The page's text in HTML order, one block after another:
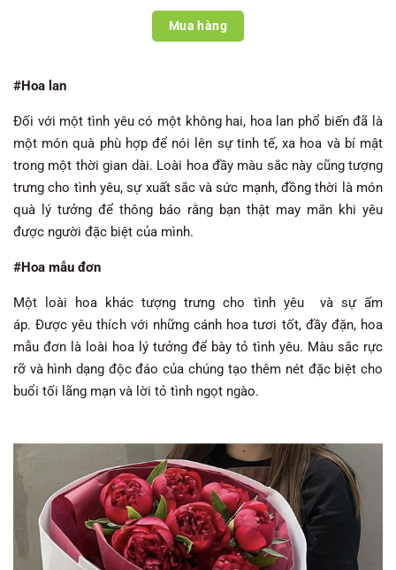
Mua hàng
#Hoa lan
Đối với một tình yêu có một không hai, hoa lan phổ biến đã là
một món quà phù hợp để nói lên sự tinh tế, xa hoa và bí mật
trong một thời gian dài. Loài hoa đầy màu sắc này cũng tượng
trưng cho tình yêu, sự xuất sắc và sức mạnh, đồng thời là món
quà lý tưởng để thông báo rằng bạn thật may mắn khi yêu
được người đặc biệt của mình.
#Hoa mẫu đơn
Một loài hoa khác tượng trưng cho tình yêu và sự ấm
áp. Được yêu thích với những cánh hoa tươi tốt, đầy đặn, hoa
mẫu đơn là loài hoa lý tưởng để bày tỏ tình yêu. Màu sắc rực
rỡ và hình dạng độc đáo của chúng tạo thêm nét đặc biệt cho
buổi tối lãng mạn và lời tỏ tình ngọt ngào.